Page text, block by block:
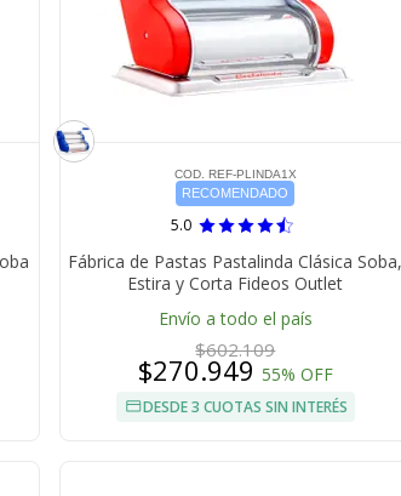
COD. REF-PLINDA1X
RECOMENDADO
5.0
Fábrica de Pastas Pastalinda Clásica Soba,
Estira y Corta Fideos Outlet
Envío a todo el país
$602.109
$270.949 55% OFF
DESDE 3 CUOTAS SIN INTERÉS